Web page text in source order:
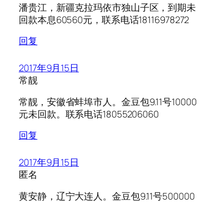
潘贵江，新疆克拉玛依市独山子区，到期未
回款本息60560元，联系电话18116978272
回复
2017年9月15日
常靓
常靓，安徽省蚌埠市人。金豆包9.11号10000
元未回款。联系电话18055206060
回复
2017年9月15日
匿名
黄安静，辽宁大连人。金豆包9.11号500000